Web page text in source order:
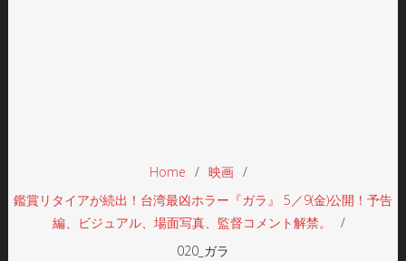
Home
映画
鑑賞リタイアが続出！台湾最凶ホラー『ガラ』 5／9(金)公開！予告
編、ビジュアル、場面写真、監督コメント解禁。
020_ガラ